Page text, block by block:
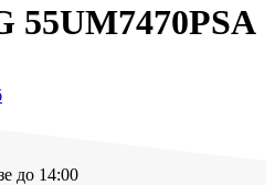
55UM7470PSA
до 14:00